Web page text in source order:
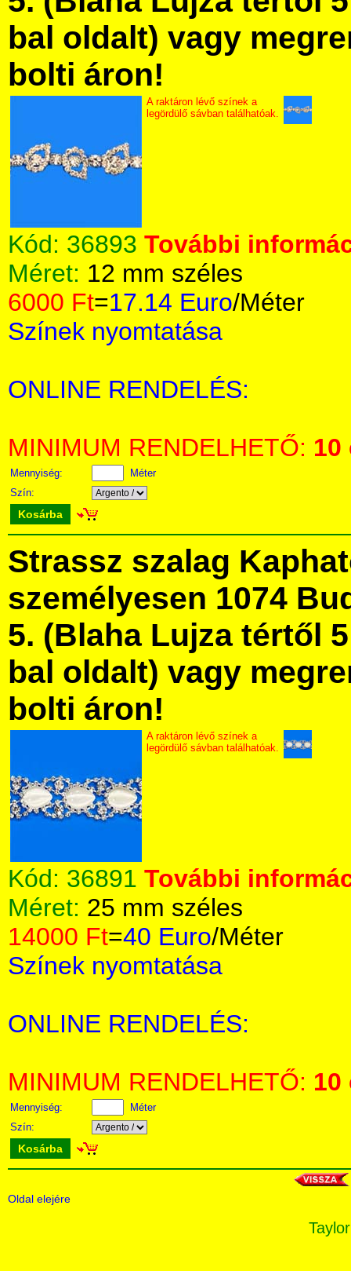
bal oldalt) vagy
bolti áron!
A raktáron lévő színek a
legördülő sávban találhatóak.
Kód: 36893 További
Méret: 12 mm széles
6000 Ft=17.14 Euro/Méter
Színek nyomtatása
ONLINE RENDELÉS:
MINIMUM RENDELHETŐ: 10
Mennyiség:
Méter
Szín:
Kosárba
Strassz szalag
személyesen 1074
5. (Blaha Lujza tértől
bal oldalt) vagy
bolti áron!
A raktáron lévő színek a
legördülő sávban találhatóak.
Kód: 36891 További
Méret: 25 mm széles
14000 Ft=40 Euro/Méter
Színek nyomtatása
ONLINE RENDELÉS:
MINIMUM RENDELHETŐ: 10
Mennyiség:
Méter
Szín:
Kosárba
Oldal elejére